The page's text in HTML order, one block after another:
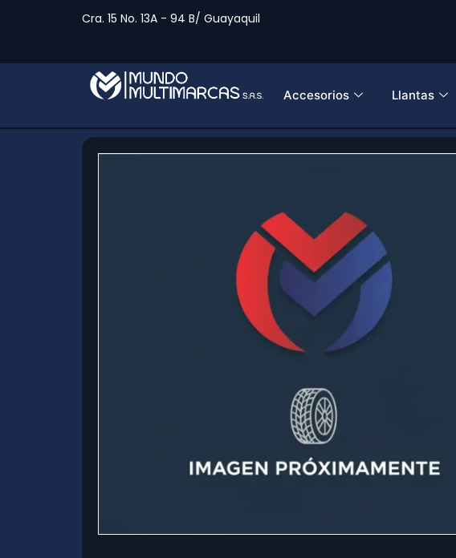
Cra. 15 No. 13A - 94 B/ Guayaquil
Accesorios Llantas